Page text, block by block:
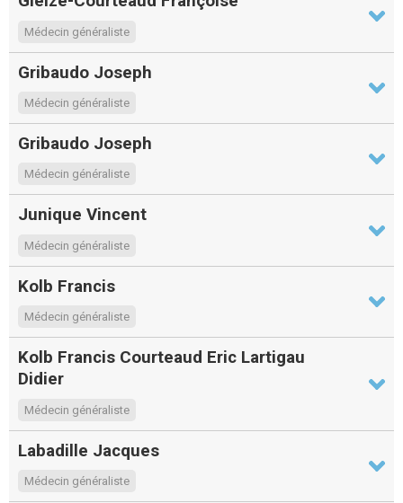
Médecin généraliste
Gribaudo Joseph
Médecin généraliste
Gribaudo Joseph
Médecin généraliste
Junique Vincent
Médecin généraliste
Kolb Francis
Médecin généraliste
Kolb Francis Courteaud Eric Lartigau
Didier
Médecin généraliste
Labadille Jacques
Médecin généraliste